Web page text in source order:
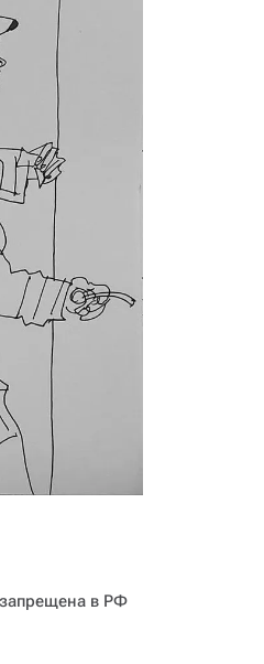
запрещена в РФ